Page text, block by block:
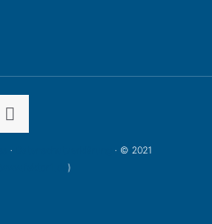
·
· © 2021
)